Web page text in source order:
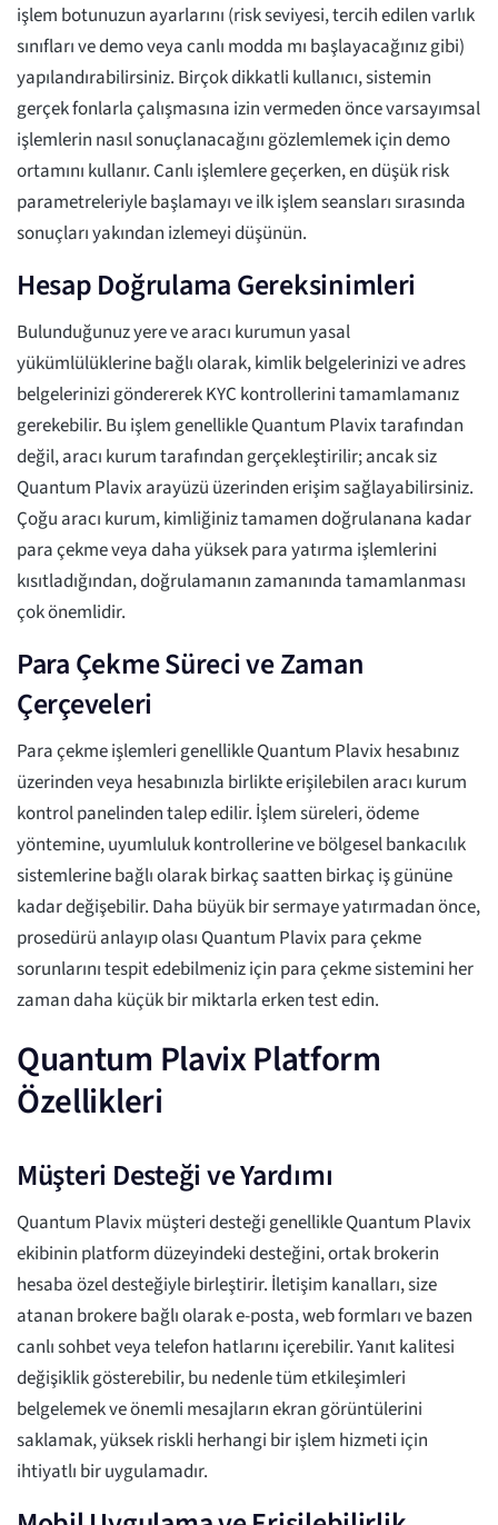
işlem botunuzun ayarlarını (risk seviyesi, tercih edilen varlık
sınıfları ve demo veya canlı modda mı başlayacağınız gibi)
yapılandırabilirsiniz. Birçok dikkatli kullanıcı, sistemin
gerçek fonlarla çalışmasına izin vermeden önce varsayımsal
işlemlerin nasıl sonuçlanacağını gözlemlemek için demo
ortamını kullanır. Canlı işlemlere geçerken, en düşük risk
parametreleriyle başlamayı ve ilk işlem seansları sırasında
sonuçları yakından izlemeyi düşünün.
Hesap Doğrulama Gereksinimleri
Bulunduğunuz yere ve aracı kurumun yasal
yükümlülüklerine bağlı olarak, kimlik belgelerinizi ve adres
belgelerinizi göndererek KYC kontrollerini tamamlamanız
gerekebilir. Bu işlem genellikle Quantum Plavix tarafından
değil, aracı kurum tarafından gerçekleştirilir; ancak siz
Quantum Plavix arayüzü üzerinden erişim sağlayabilirsiniz.
Çoğu aracı kurum, kimliğiniz tamamen doğrulanana kadar
para çekme veya daha yüksek para yatırma işlemlerini
kısıtladığından, doğrulamanın zamanında tamamlanması
çok önemlidir.
Para Çekme Süreci ve Zaman
Çerçeveleri
Para çekme işlemleri genellikle Quantum Plavix hesabınız
üzerinden veya hesabınızla birlikte erişilebilen aracı kurum
kontrol panelinden talep edilir. İşlem süreleri, ödeme
yöntemine, uyumluluk kontrollerine ve bölgesel bankacılık
sistemlerine bağlı olarak birkaç saatten birkaç iş gününe
kadar değişebilir. Daha büyük bir sermaye yatırmadan önce,
prosedürü anlayıp olası Quantum Plavix para çekme
sorunlarını tespit edebilmeniz için para çekme sistemini her
zaman daha küçük bir miktarla erken test edin.
Quantum Plavix Platform
Özellikleri
Müşteri Desteği ve Yardımı
Quantum Plavix müşteri desteği genellikle Quantum Plavix
ekibinin platform düzeyindeki desteğini, ortak brokerin
hesaba özel desteğiyle birleştirir. İletişim kanalları, size
atanan brokere bağlı olarak e-posta, web formları ve bazen
canlı sohbet veya telefon hatlarını içerebilir. Yanıt kalitesi
değişiklik gösterebilir, bu nedenle tüm etkileşimleri
belgelemek ve önemli mesajların ekran görüntülerini
saklamak, yüksek riskli herhangi bir işlem hizmeti için
ihtiyatlı bir uygulamadır.